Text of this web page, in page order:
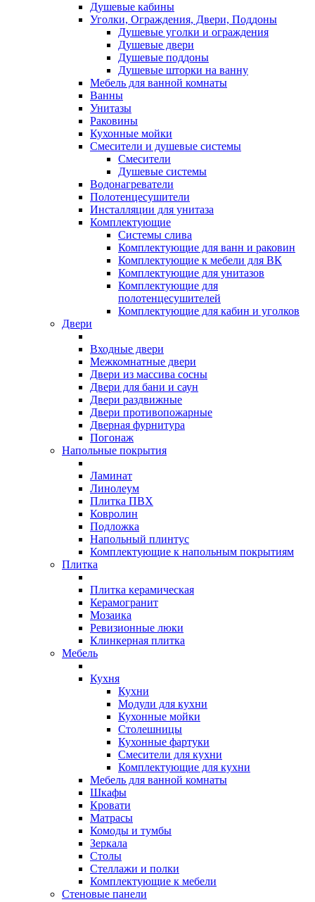
Душевые кабины
Уголки, Ограждения, Двери, Поддоны
Душевые уголки и ограждения
Душевые двери
Душевые поддоны
Душевые шторки на ванну
Мебель для ванной комнаты
Ванны
Унитазы
Раковины
Кухонные мойки
Смесители и душевые системы
Смесители
Душевые системы
Водонагреватели
Полотенцесушители
Инсталляции для унитаза
Комплектующие
Системы слива
Комплектующие для ванн и раковин
Комплектующие к мебели для ВК
Комплектующие для унитазов
Комплектующие для
полотенцесушителей
Комплектующие для кабин и уголков
Двери
Входные двери
Межкомнатные двери
Двери из массива сосны
Двери для бани и саун
Двери раздвижные
Двери противопожарные
Дверная фурнитура
Погонаж
Напольные покрытия
Ламинат
Линолеум
Плитка ПВХ
Ковролин
Подложка
Напольный плинтус
Комплектующие к напольным покрытиям
Плитка
Плитка керамическая
Керамогранит
Мозаика
Ревизионные люки
Клинкерная плитка
Мебель
Кухня
Кухни
Модули для кухни
Кухонные мойки
Столешницы
Кухонные фартуки
Смесители для кухни
Комплектующие для кухни
Мебель для ванной комнаты
Шкафы
Кровати
Матрасы
Комоды и тумбы
Зеркала
Столы
Стеллажи и полки
Комплектующие к мебели
Стеновые панели